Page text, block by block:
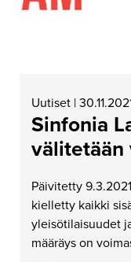
Uutiset |
Sinfonia
Päivitetty
kielletty kaikki
yleisötilaisuudet
määräys on